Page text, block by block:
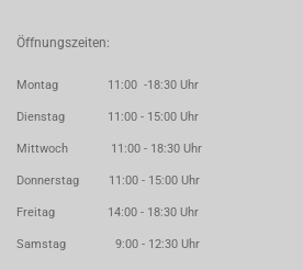
Öffnungszeiten:
Montag 11:00 -18:30 Uhr
Dienstag 11:00 - 15:00 Uhr
Mittwoch 11:00 - 18:30 Uhr
Donnerstag 11:00 - 15:00 Uhr
Freitag 14:00 - 18:30 Uhr
Samstag 9:00 - 12:30 Uhr